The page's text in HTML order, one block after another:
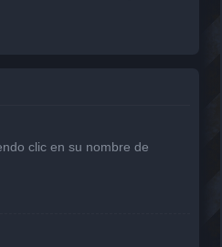
clic en su nombre de